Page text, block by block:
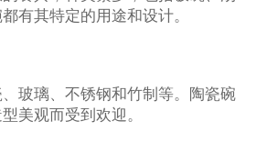
有其特定的用途和设计。
玻璃、不锈钢和竹制等。陶瓷碗
美观而受到欢迎。